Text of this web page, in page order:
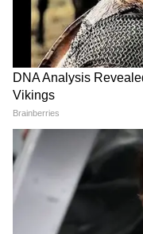
Image Credit :Ai Photo
স্বাস্থ্য কর্তাদের
অধিকারী?
শুক্রবার
বসেন মুখ্যমন্ত্রী
নির্দেশগুলো
কল্যাণ সমিতিতে
বৈধ আইডি কার্ড